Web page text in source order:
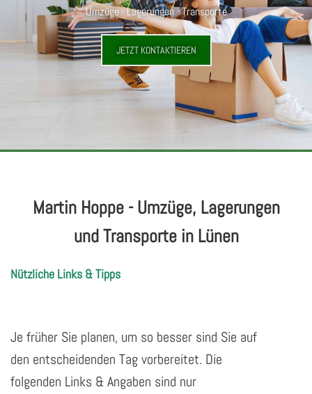
Umzüge · Lagerungen · Transporte
JETZT KONTAKTIEREN
Martin Hoppe - Umzüge, Lagerungen
und Transporte in Lünen
Nützliche Links & Tipps
Je früher Sie planen, um so besser sind Sie auf
den entscheidenden Tag vorbereitet. Die
folgenden Links & Angaben sind nur